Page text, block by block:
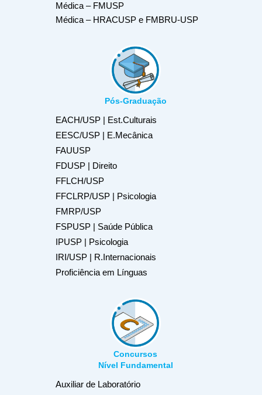
Médica – FMUSP
Médica – HRACUSP e FMBRU-USP
Pós-Graduação
EACH/USP | Est.Culturais
EESC/USP | E.Mecânica
FAUUSP
FDUSP | Direito
FFLCH/USP
FFCLRP/USP | Psicologia
FMRP/USP
FSPUSP | Saúde Pública
IPUSP | Psicologia
IRI/USP | R.Internacionais
Proficiência em Línguas
Concursos
Nível Fundamental
Auxiliar de Laboratório